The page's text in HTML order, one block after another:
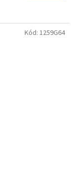
Kód: 1259G64